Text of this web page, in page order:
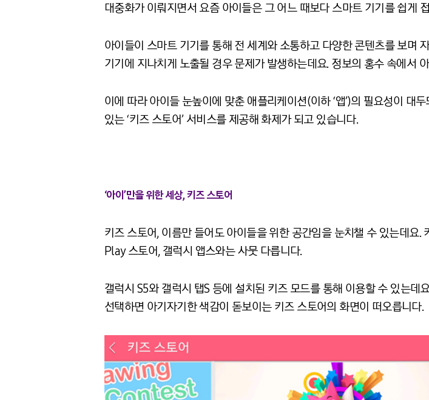
대중화가 이뤄지면서 요즘 아이들은 그 어느 때보다 스마트 기기를 쉽게
아이들이 스마트 기기를 통해 전 세계와 소통하고 다양한 콘텐츠를 보며
기기에 지나치게 노출될 경우 문제가 발생하는데요. 정보의 홍수 속에서
이에 따라 아이들 눈높이에 맞춘 애플리케이션(이하 ‘앱’)의 필요성이 대
있는 ‘키즈 스토어’ 서비스를 제공해 화제가 되고 있습니다.
‘아이’만을 위한 세상, 키즈 스토어
키즈 스토어, 이름만 들어도 아이들을 위한 공간임을 눈치챌 수 있는데요
Play 스토어, 갤럭시 앱스와는 사뭇 다릅니다.
갤럭시 S5와 갤럭시 탭S 등에 설치된 키즈 모드를 통해 이용할 수 있는데
선택하면 아기자기한 색감이 돋보이는 키즈 스토어의 화면이 떠오릅니다.